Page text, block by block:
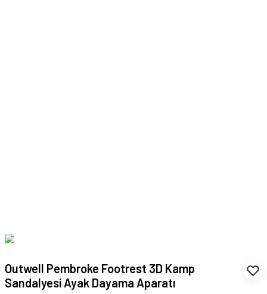
Outwell Pembroke Footrest 3D Kamp
Sandalyesi Ayak Dayama Aparatı